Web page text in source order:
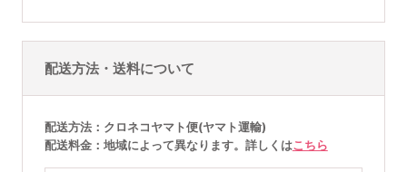
配送方法・送料について
配送方法
クロネコヤマト便(ヤマト運輸)
配送料金
地域によって異なります。詳しくはこちら